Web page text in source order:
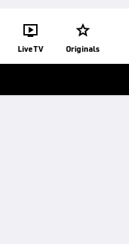

Live TV

Originals